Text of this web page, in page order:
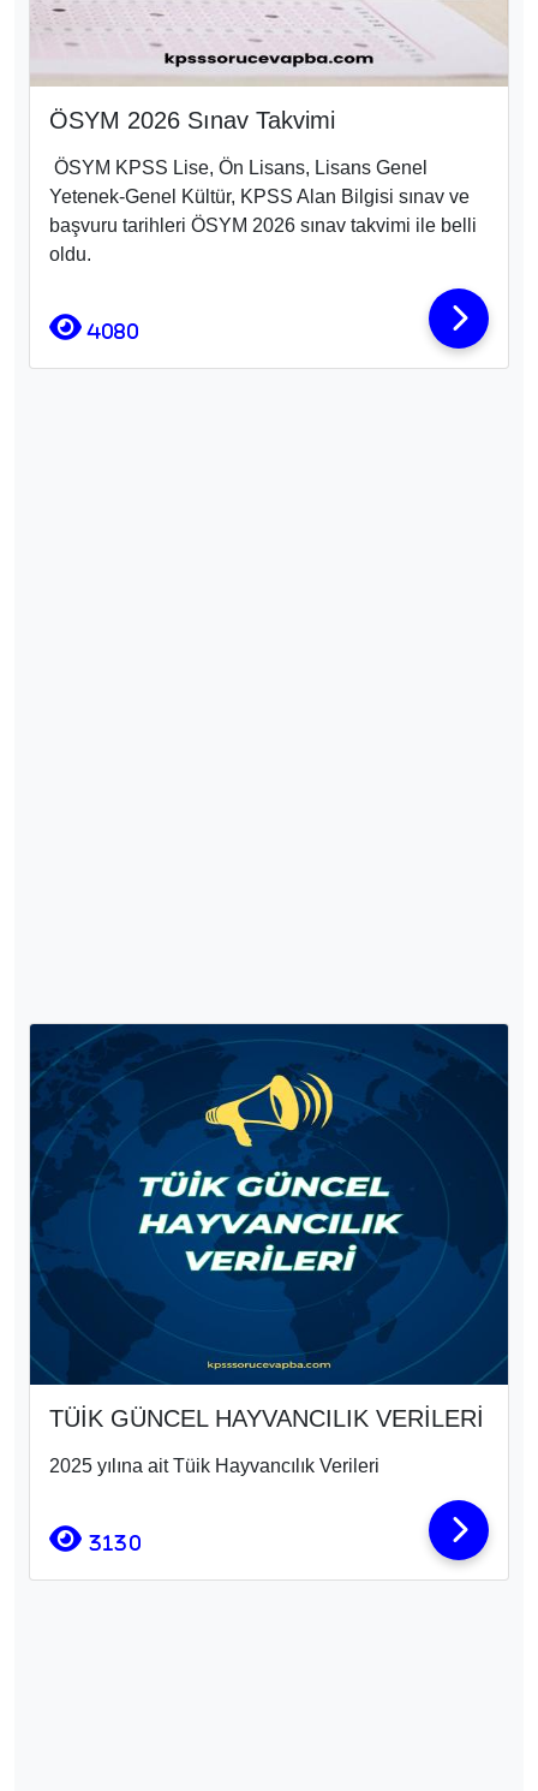
I. Dünya Savaşı (1914-1918) İle İlgili
Önemli Kısa Notlar
I. Dünya Savaşı Nedir?
I. Dünya Savaşı, 1914–1918 yılları arasında
gerçekleşen ve Avrupa merkezli başlayıp kısa
sürede dünya geneline yayılan büyük bir savaştır.
Bu savaş, dönemin en güçlü devletlerini iki büyük
blok halinde karşı karşıya getirmiş ve dünya siyasi
haritasını kökten değiştirmiştir.
Savaşın sonunda birçok imparatorluk yıkılmış, yeni
değişmiştir.
4832